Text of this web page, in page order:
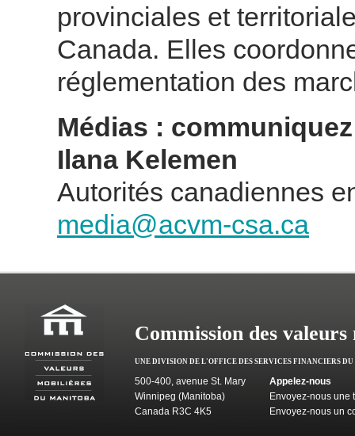
provinciales et
Canada. Elles
réglementation des
Médias :
Ilana Kelemen
Autorités canadiennes
media@acvm-csa.ca
Commission des
UNE DIVISION DE L'OFFICE DES SERVICES FINANCIERS
500-400, avenue St. Mary
Winnipeg (Manitoba)
Canada R3C 4K5
Appelez-nous
Envoyez-nous une
Envoyez-nous un